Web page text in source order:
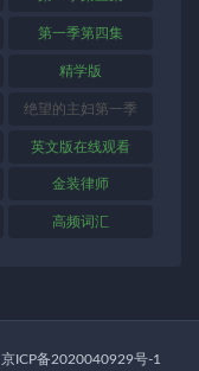
第一季第四集
精学版
绝望的主妇第一季
英文版在线观看
金装律师
高频词汇
京ICP备2020040929号-1